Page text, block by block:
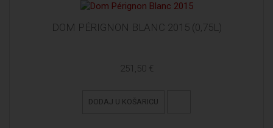
DOM PÉRIGNON BLANC 2015 (0,75L)
251,50 €
DODAJ U KOŠARICU